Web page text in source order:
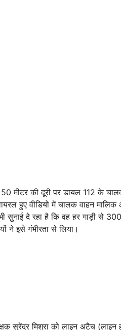
मीटर की दूरी पर डायल 112 के
हुए वीडियो में चालक वाहन
सुनाई दे रहा है कि वह हर गाड़ी से
ने इसे गंभीरता से लिया।
सुरेंद्र मिश्रा को लाइन अटैच